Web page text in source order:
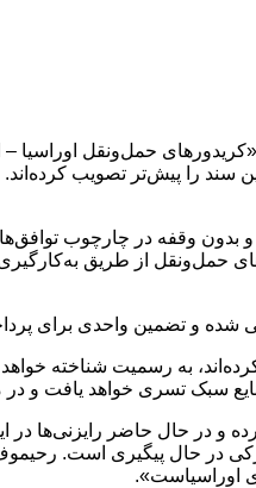
حمل‌ونقل
را پیش‌تر تصویب کرده‌اند.
رسید، با هدف ایجاد لجستیک یکپارچه و
از طریق
شده و تضمین واحدی
به رسمیت شناخته
و در حال حاضر رایزنی‌ها
در حال پیگیری است.
اوراسیاست».